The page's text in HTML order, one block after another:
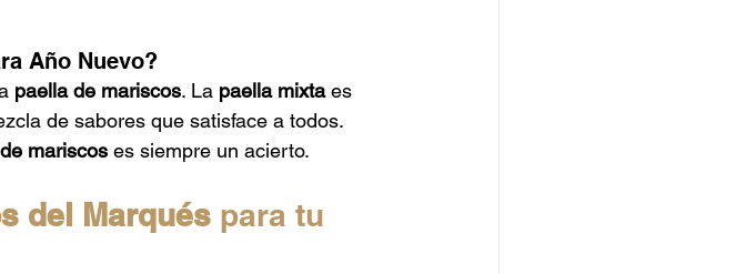
Año Nuevo?
paella de mariscos. La paella mixta es
de sabores que satisface a todos.
mariscos es siempre un acierto.
del Marqués para tu